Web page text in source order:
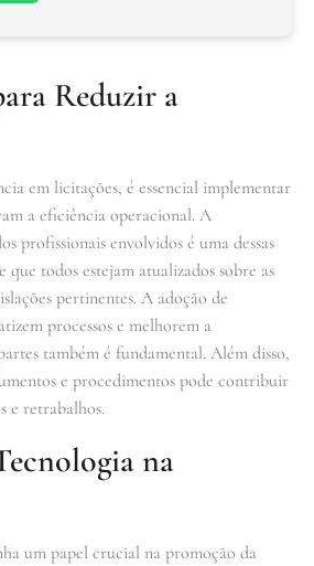
Reduzir a
em licitações, é essencial implementar
a eficiência operacional. A
profissionais envolvidos é uma dessas
que todos estejam atualizados sobre as
pertinentes. A adoção de
processos e melhorem a
também é fundamental. Além disso,
e procedimentos pode contribuir
e retrabalhos.
na
um papel crucial na promoção da